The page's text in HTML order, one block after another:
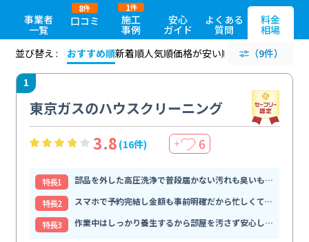
事業者
一覧
口コミ
8件
施工
事例
1件
安心
ガイド
よくある
質問
料金
相場
並び替え :
おすすめ順新着順人気順価格が安い順 評価が高い順
（9件）
1
東京ガスのハウスクリーニング
3.8 (16件) ＋ 6
特⻑1
部品を外した高圧洗浄で普段届かない汚れも臭いもすっきり解消
特⻑2
スマホで予約完結し金額も事前明確だから忙しくても頼みやすい
特⻑3
作業中はしっかり養生するから部屋を汚さず安心して任せられる